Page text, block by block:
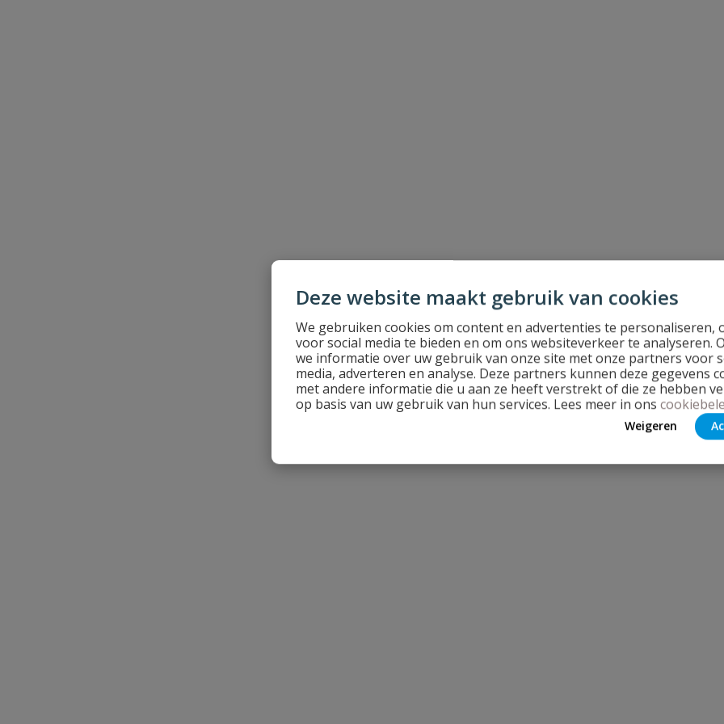
Deze website maakt gebruik van cookies
We gebruiken cookies om content en advertenties te personaliseren,
voor social media te bieden en om ons websiteverkeer te analyseren.
we informatie over uw gebruik van onze site met onze partners voor
media, adverteren en analyse. Deze partners kunnen deze gegevens
met andere informatie die u aan ze heeft verstrekt of die ze hebben
op basis van uw gebruik van hun services. Lees meer in ons
Weigeren